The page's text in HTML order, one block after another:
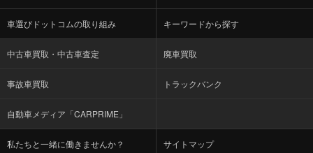
車選びドットコムの取り組み キーワードから探す
中古車買取・中古車査定 廃車買取
事故車買取 トラックバンク
自動車メディア「CARPRIME」
私たちと一緒に働きませんか？ サイトマップ